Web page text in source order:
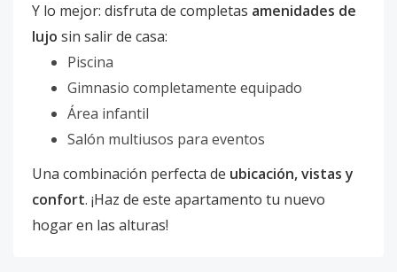
Y lo mejor: disfruta de completas amenidades de
lujo sin salir de casa:
Piscina
Gimnasio completamente equipado
Área infantil
Salón multiusos para eventos
Una combinación perfecta de ubicación, vistas y
confort. ¡Haz de este apartamento tu nuevo
hogar en las alturas!